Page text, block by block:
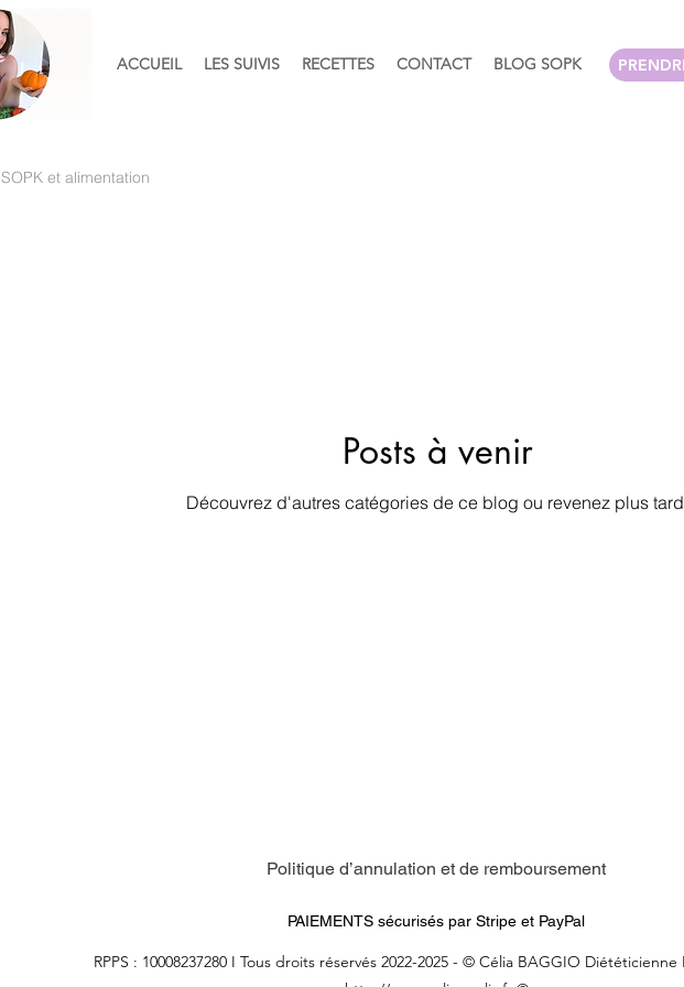
ACCUEIL LES SUIVIS RECETTES CONTACT BLOG SOPK
SOPK et alimentation
Posts à venir
Découvrez d'autres catégories de ce blog ou revenez plus
Politique d’annulation et de remboursement
PAIEMENTS sécurisés par Stripe et PayPal
RPPS : 10008237280 I Tousdroits réservés 2022-2025 - © Célia BAGGIO